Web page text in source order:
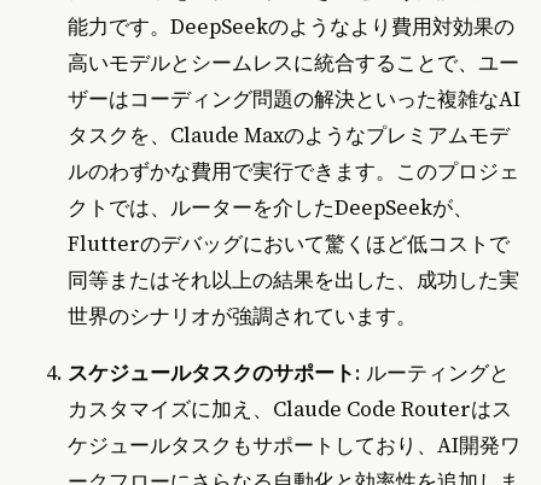
能力です。DeepSeekのようなより費用対効果の
高いモデルとシームレスに統合することで、ユー
ザーはコーディング問題の解決といった複雑なAI
タスクを、Claude Maxのようなプレミアムモデ
ルのわずかな費用で実行できます。このプロジェ
クトでは、ルーターを介したDeepSeekが、
Flutterのデバッグにおいて驚くほど低コストで
同等またはそれ以上の結果を出した、成功した実
世界のシナリオが強調されています。
スケジュールタスクのサポート: ルーティングと
カスタマイズに加え、Claude Code Routerはス
ケジュールタスクもサポートしており、AI開発ワ